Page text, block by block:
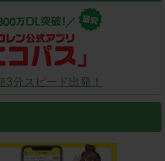
分スピード出発！